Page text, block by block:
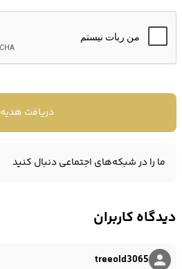
دریافت هدیه
ما را در شبکه‌های اجتماعی دنبال کنید
دیدگاه کاربران
treeold3065